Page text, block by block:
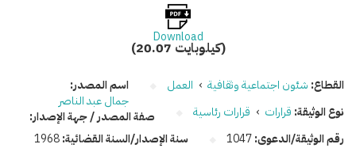
Download
(20.07 كيلوبايت)
القطاع: شئون اجتماعية وثقافية › العمل
نوع الوثيقة: قرارات › قرارات رئاسية
رقم الوثيقة/الدعوى:1047 سنة الإصدار/السنة القضائية:1968
اسم المصدر:
جمال عبد الناصر
صفة المصدر / جهة الإصدار: